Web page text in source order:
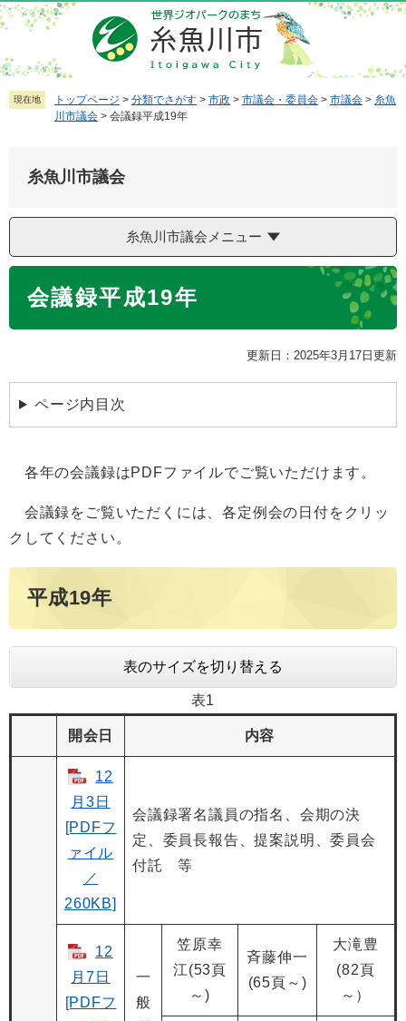
ペ
ー
ジ
の
先
メ
ニ
ュ
ー
を
へ
現在地 トップページ > 分類でさがす > 市政 > 市議会・委員会 > 市議会 > 糸魚
川市議会 > 会議録平成19年
糸魚川市議会
糸魚川市議会メニュー
会議録平成19年
更新日：2025年3月17日更新
ページ内目次
各年の会議録はPDFファイルでご覧いただけます。
会議録をご覧いただくには、各定例会の日付をクリッ
クしてください。
平成19年
表のサイズを切り替える
表1
開会日 内容
12
月3日
[PDFフ
ァイル
／
260KB]
会議録署名議員の指名、会期の決
定、委員長報告、提案説明、委員会
付託 等
12
月7日
[PDFフ
一
般
笠原幸
江(53頁
～)
斉藤伸一
(65頁～)
大滝豊
(82頁
～）